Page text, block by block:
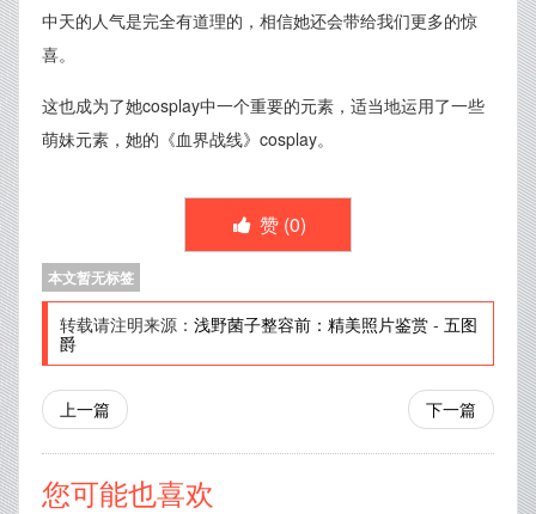
中天的人气是完全有道理的，相信她还会带给我们更多的惊
喜。
这也成为了她cosplay中一个重要的元素，适当地运用了一些
萌妹元素，她的《血界战线》cosplay。
赞 (0)
本文暂无标签
转载请注明来源： 浅野菌子整容前：精美照片鉴赏 - 五图
爵
上一篇 下一篇
您可能也喜欢